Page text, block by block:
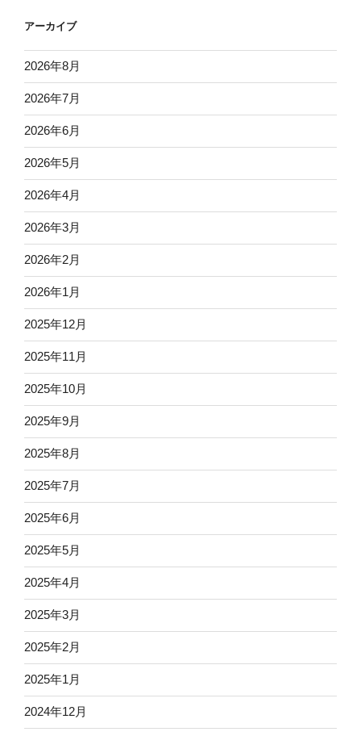
アーカイブ
2026年8月
2026年7月
2026年6月
2026年5月
2026年4月
2026年3月
2026年2月
2026年1月
2025年12月
2025年11月
2025年10月
2025年9月
2025年8月
2025年7月
2025年6月
2025年5月
2025年4月
2025年3月
2025年2月
2025年1月
2024年12月